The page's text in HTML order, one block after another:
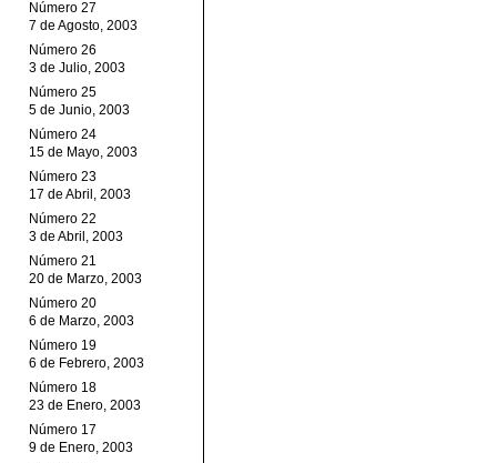
Número 27
7 de Agosto, 2003
Número 26
3 de Julio, 2003
Número 25
5 de Junio, 2003
Número 24
15 de Mayo, 2003
Número 23
17 de Abril, 2003
Número 22
3 de Abril, 2003
Número 21
20 de Marzo, 2003
Número 20
6 de Marzo, 2003
Número 19
6 de Febrero, 2003
Número 18
23 de Enero, 2003
Número 17
9 de Enero, 2003